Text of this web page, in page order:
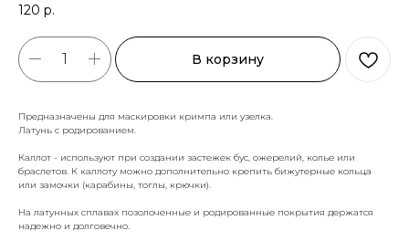
120 р.
В корзину
Предназначены для маскировки кримпа или узелка.
Латунь с родированием.
Каллот - используют при создании застежек бус, ожерелий, колье или
браслетов. К каллоту можно дополнительно крепить бижутерные кольца
или замочки (карабины, тоглы, крючки).
На латунных сплавах позолоченные и родированные покрытия держатся
надежно и долговечно.